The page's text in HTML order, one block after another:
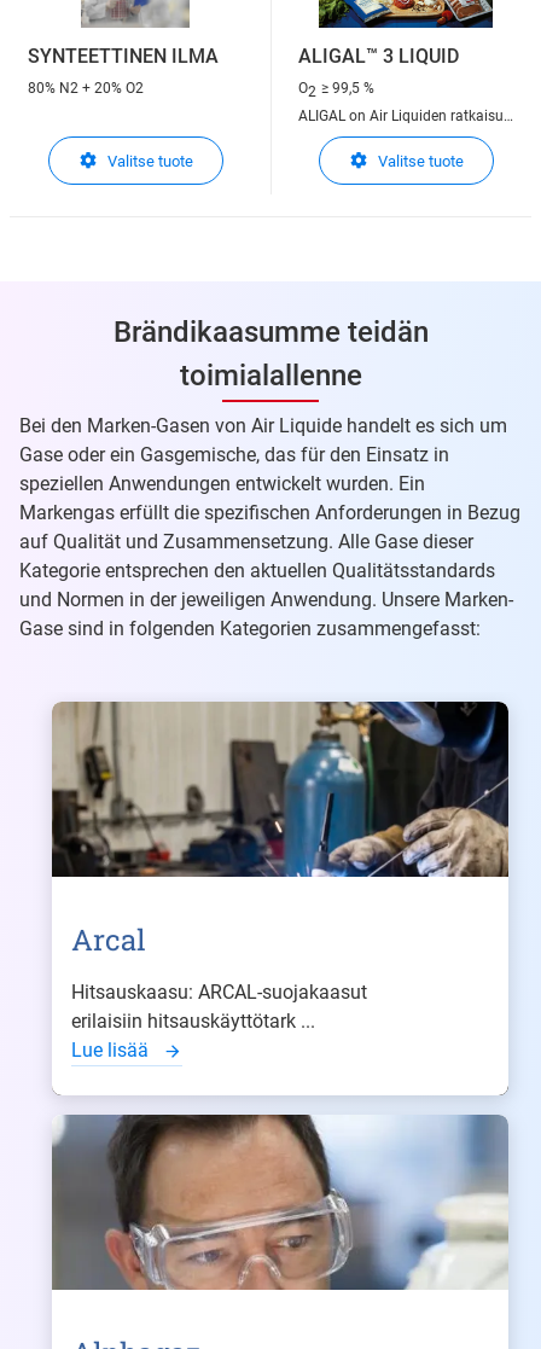
SYNTEETTINEN ILMA
80% N2 + 20% O2
Valitse tuote
ALIGAL™ 3 LIQUID
O2 ≥ 99,5 %
ALIGAL on Air Liquiden ratkaisu
elintarvikekäyttöön
Valitse tuote
Brändikaasumme teidän
toimialallenne
Bei den Marken-Gasen von Air Liquide handelt es sich um
Gase oder ein Gasgemische, das für den Einsatz in
speziellen Anwendungen entwickelt wurden. Ein
Markengas erfüllt die spezifischen Anforderungen in Bezug
auf Qualität und Zusammensetzung. Alle Gase dieser
Kategorie entsprechen den aktuellen Qualitätsstandards
und Normen in der jeweiligen Anwendung. Unsere Marken-
Gase sind in folgenden Kategorien zusammengefasst:
Arcal
Hitsauskaasu: ARCAL-suojakaasut
erilaisiin hitsauskäyttötark ...
Lue lisää